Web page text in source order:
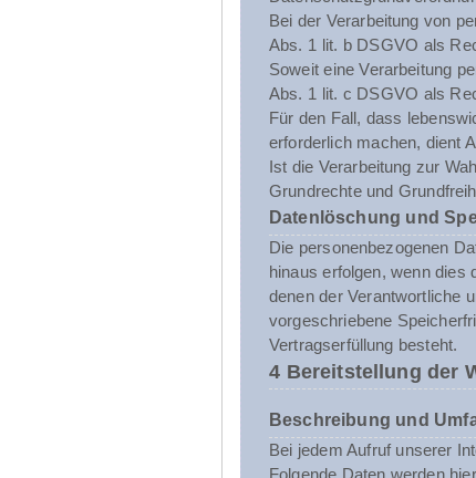
Bei der Verarbeitung von
Abs. 1 lit. b DSGVO als
Soweit eine Verarbeitung
Abs. 1 lit. c DSGVO als
Für den Fall, dass
erforderlich machen, dient
Ist die Verarbeitung zur
Grundrechte und
Datenlöschung und
Die personenbezogenen
hinaus erfolgen, wenn dies
denen der Verantwortliche
vorgeschriebene
Vertragserfüllung besteht.
4 Bereitstellung der
Beschreibung und
Bei jedem Aufruf unserer
Folgende Daten werden